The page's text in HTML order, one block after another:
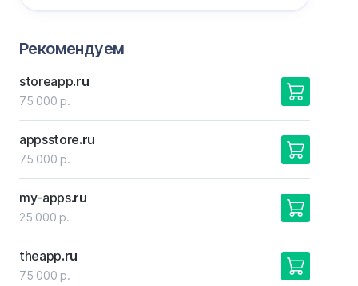
Рекомендуем
storeapp.ru
75 000 р.
appsstore.ru
75 000 р.
my-apps.ru
25 000 р.
theapp.ru
75 000 р.